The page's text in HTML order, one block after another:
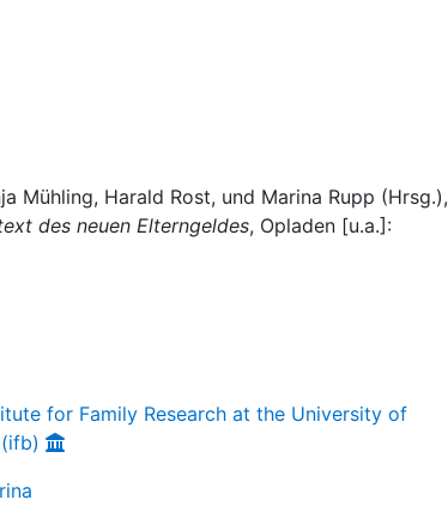
Mühling, Harald Rost, und Marina Rupp (Hrsg.),
des neuen Elterngeldes, Opladen [u.a.]:
for Family Research at the University of